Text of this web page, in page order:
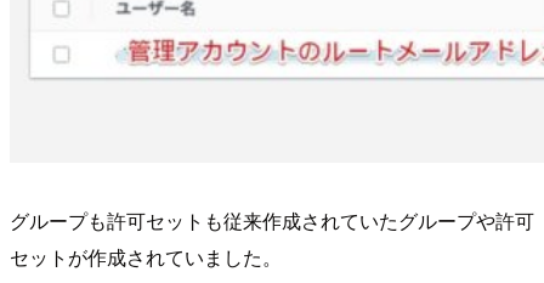
グループも許可セットも従来作成されていたグループや許可
セットが作成されていました。